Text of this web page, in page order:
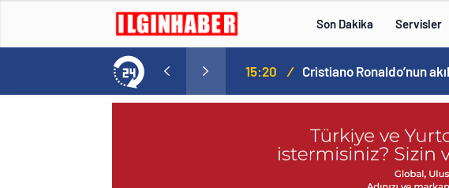
Son Dakika Servisler
Norweç silahlı kuvvetleri kadınlardan oluşan özel kuvvetler eğitimlerini başlattı. 15:20 /